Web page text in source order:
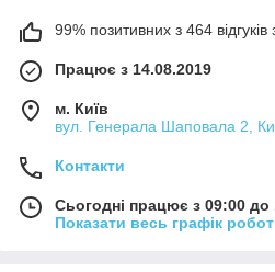
99% позитивних з 464 відгуків
Працює з 14.08.2019
м. Київ
вул. Генерала Шаповала 2,
Контакти
Сьогодні працює з 09:00 до
Показати весь графік